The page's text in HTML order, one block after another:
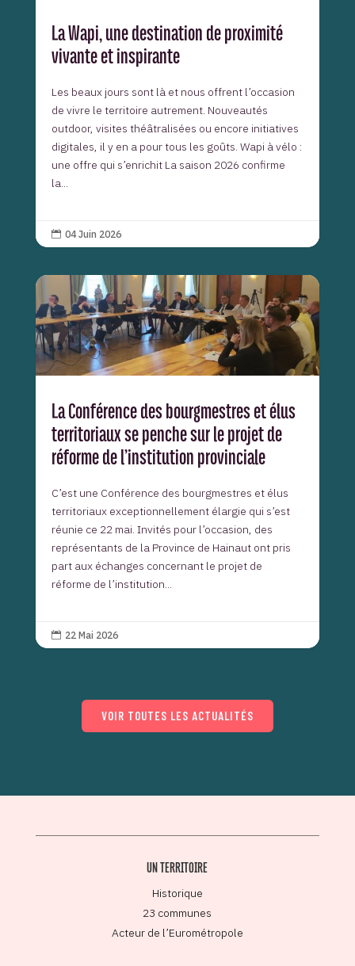
La Wapi, une destination de proximité
vivante et inspirante
Les beaux jours sont là et nous offrent l’occasion
de vivre le territoire autrement. Nouveautés
outdoor, visites théâtralisées ou encore initiatives
digitales, il y en a pour tous les goûts. Wapi à vélo :
une offre qui s’enrichit La saison 2026 confirme
la...
 04 Juin 2026
La Conférence des bourgmestres et élus
territoriaux se penche sur le projet de
réforme de l’institution provinciale
C’est une Conférence des bourgmestres et élus
territoriaux exceptionnellement élargie qui s’est
réunie ce 22 mai. Invités pour l’occasion, des
représentants de la Province de Hainaut ont pris
part aux échanges concernant le projet de
réforme de l’institution...
 22 Mai 2026
VOIR TOUTES LES ACTUALITÉS
UN TERRITOIRE
Historique
23 communes
Acteur de l’Eurométropole